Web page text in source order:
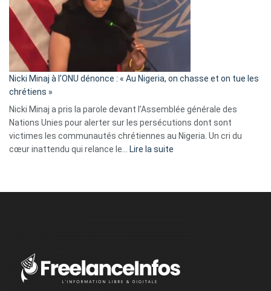
« Zemmour
a
tout
parle
ses
tripes »
Nicki Minaj à l’ONU dénonce : « Au Nigeria, on chasse et on tue les
chrétiens »
Nicki Minaj a pris la parole devant l’Assemblée générale des
Nations Unies pour alerter sur les persécutions dont sont
victimes les communautés chrétiennes au Nigeria. Un cri du
cœur inattendu qui relance le…
Lire la suite
Nigeria,